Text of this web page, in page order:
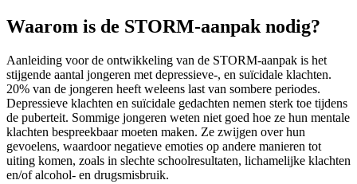
Waarom is de STORM-aanpak nodig?
Aanleiding voor de ontwikkeling van de STORM-aanpak is het
stijgende aantal jongeren met depressieve-, en suïcidale klachten.
20% van de jongeren heeft weleens last van sombere periodes.
Depressieve klachten en suïcidale gedachten nemen sterk toe tijdens
de puberteit. Sommige jongeren weten niet goed hoe ze hun mentale
klachten bespreekbaar moeten maken. Ze zwijgen over hun
gevoelens, waardoor negatieve emoties op andere manieren tot
uiting komen, zoals in slechte schoolresultaten, lichamelijke klachten
en/of alcohol- en drugsmisbruik.